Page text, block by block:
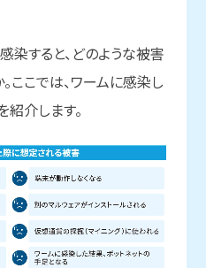
すると、どのような被害
ここでは、ワームに感染し
介します。